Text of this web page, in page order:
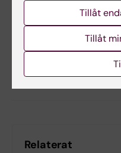
Uppdaterad av:
2025-05-05
Dela
Relaterat
Tillåt
Tillåt